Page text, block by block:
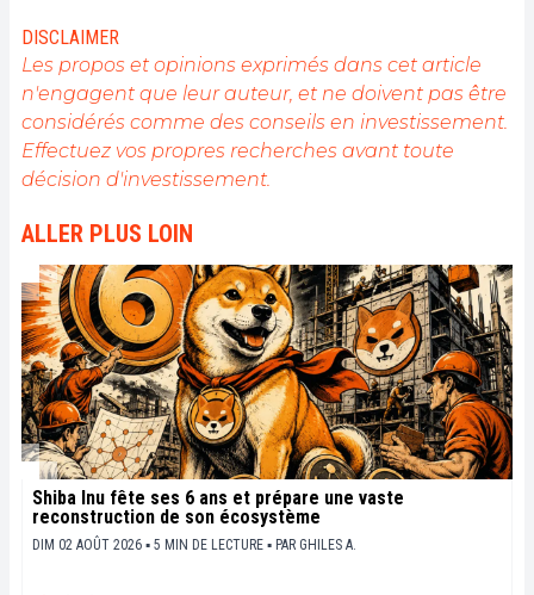
DISCLAIMER
Les propos et opinions exprimés dans cet article
n'engagent que leur auteur, et ne doivent pas être
considérés comme des conseils en investissement.
Effectuez vos propres recherches avant toute
décision d'investissement.
ALLER PLUS LOIN
Shiba Inu fête ses 6 ans et prépare une vaste
reconstruction de son écosystème
DIM 02 AOÛT 2026 ▪ 5 MIN DE LECTURE ▪ PAR GHILES A.